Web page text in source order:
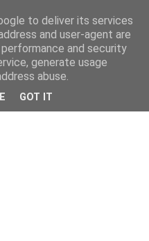
to deliver its services
and user-agent are
and security
generate usage
abuse.
GOT IT